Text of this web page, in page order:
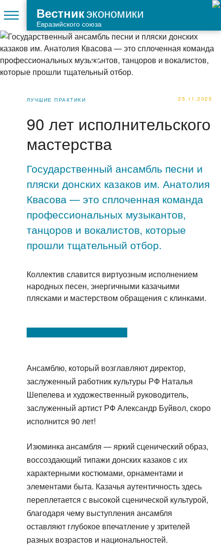
Вестникэкономики
Евразийского союза
ЛУЧШИЕ ПРАКТИКИ 25.11.2025
90 лет исполнительского
мастерства
Государственный ансамбль песни и
пляски донских казаков им. Анатолия
Квасова — это сплоченная команда
профессиональных музыкантов,
танцоров и вокалистов, которые
прошли тщательный отбор.
Коллектив славится виртуозным исполнением
народных песен, энергичными казачьими
плясками и мастерством обращения с клинками.
Ансамблю, который возглавляют директор,
заслуженный работник культуры РФ Наталья
Шепелева и художественный руководитель,
заслуженный артист РФ Александр Буйвол, скоро
исполнится 90 лет!
Изюминка ансамбля — яркий сценический образ,
воссоздающий типажи донских казаков с их
характерными костюмами, орнаментами и
элементами быта. Казачья аутентичность здесь
переплетается с высокой сценической культурой,
благодаря чему выступления ансамбля
оставляют глубокое впечатление у зрителей
разных возрастов и национальностей.